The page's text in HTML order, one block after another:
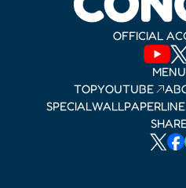
OFFICIAL
MENU
TOPYOUTUBE
SPECIALWALLPAPER